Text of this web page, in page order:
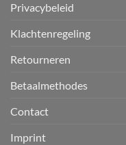
Privacybeleid
Klachtenregeling
Retourneren
Betaalmethodes
Contact
Imprint